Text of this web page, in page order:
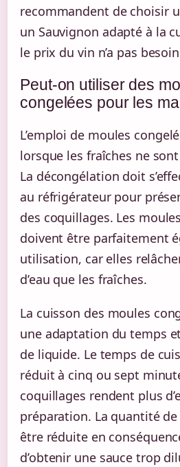
recommandent de choisir
un Sauvignon adapté à la
le prix du vin n’a pas
Peut-on utiliser des
congelées pour les
L’emploi de moules
lorsque les fraîches ne
La décongélation doit
au réfrigérateur pour
des coquillages. Les
doivent être parfaitement
utilisation, car elles
d’eau que les fraîches.
La cuisson des moules
une adaptation du temps
de liquide. Le temps de
réduit à cinq ou sept
coquillages rendent plus
préparation. La quantité
être réduite en
d’obtenir une sauce trop